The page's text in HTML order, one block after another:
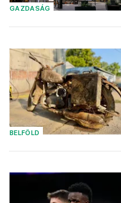
GAZDASÁG
BELFÖLD